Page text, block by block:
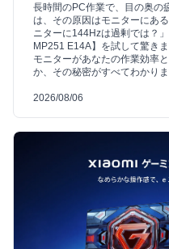
長時間のPC作業で、目の奥の
は、その原因はモニターにあ
ニターに144Hzは過剰では？
MP251 E14A】を試して驚き
モニターがあなたの作業効率
か、その秘密がすべてわかりま
2026/08/06